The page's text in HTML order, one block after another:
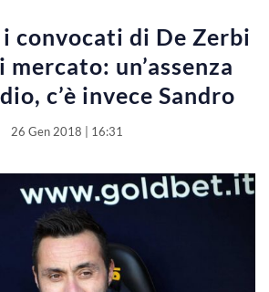
convocati di De Zerbi
un’assenza
c’è invece Sandro
26 Gen 2018 | 16:31